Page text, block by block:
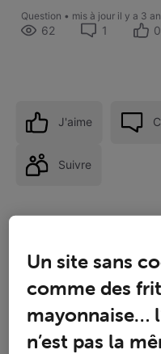
Question • mis à jour il y a 3
62 1 0
J'aime
Suivre
Un site sans
comme des
mayonnaise…
n’est pas la